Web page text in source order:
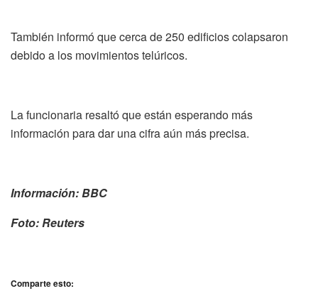
También informó que cerca de 250 edificios colapsaron
debido a los movimientos telúricos.
La funcionaria resaltó que están esperando más
información para dar una cifra aún más precisa.
Información: BBC
Foto: Reuters
Comparte esto: